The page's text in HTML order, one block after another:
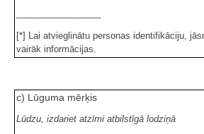
[*] Lai atvieglinātu personas identifikāciju,
vairāk informācijas.
c) Lūguma mērķis
Lūdzu, izdariet atzīmi atbilstīgā lodziņā